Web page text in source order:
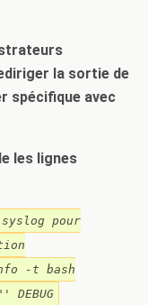
la sortie de
spécifique avec
les lignes
syslog pour
-t bash